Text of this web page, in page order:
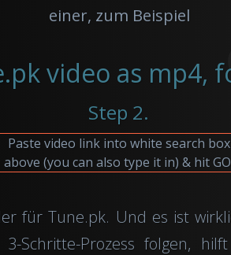
einer, zum Beispiel
video as mp4,
Step 2.
Paste video link into white search box
above (you can also type it in) & hit
für Tune.pk. Und es ist
Schritte-Prozess folgen,